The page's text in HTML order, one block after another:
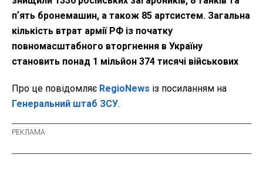
пʼять бронемашин, а також 85 артсистем. Загальна
кількість втрат армії РФ із початку
повномасштабного вторгнення в Україну
становить понад 1 мільйон 374 тисячі військових
Про це повідомляє RegioNews із посиланням на
Генеральний штаб ЗСУ.